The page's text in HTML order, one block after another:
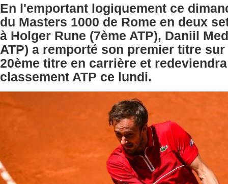
En l'emportant logiquement ce
du Masters 1000 de Rome en deux
à Holger Rune (7ème ATP), Daniil
ATP) a remporté son premier titre
20ème titre en carrière et
classement ATP ce lundi.